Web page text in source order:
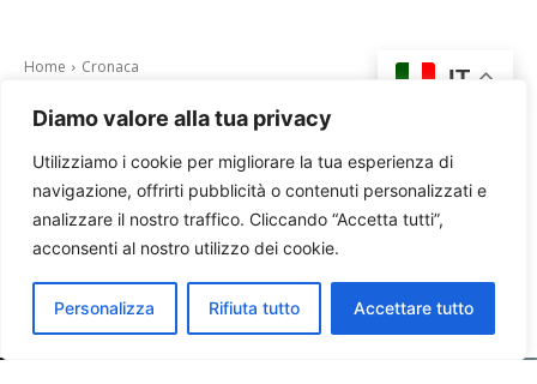
Diamo valore alla tua privacy
Utilizziamo i cookie per migliorare la tua esperienza di
navigazione, offrirti pubblicità o contenuti personalizzati e
analizzare il nostro traffico. Cliccando “Accetta tutti”,
acconsenti al nostro utilizzo dei cookie.
Personalizza Rifiuta tutto Accettare tutto